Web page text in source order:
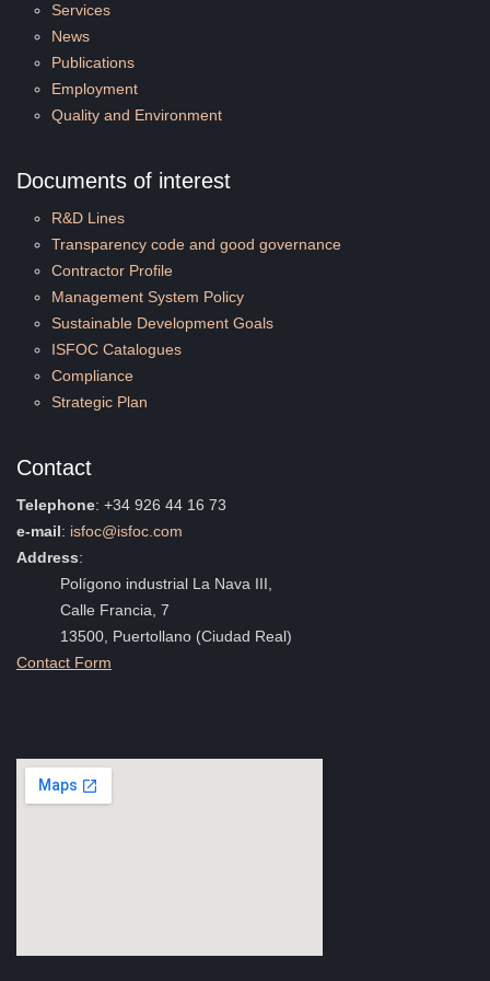
Services
News
Publications
Employment
Quality and Environment
Documents of interest
R&D Lines
Transparency code and good governance
Contractor Profile
Management System Policy
Sustainable Development Goals
ISFOC Catalogues
Compliance
Strategic Plan
Contact
Telephone: +34 926 44 16 73
e-mail: isfoc@isfoc.com
Address:
Polígono industrial La Nava III,
Calle Francia, 7
13500, Puertollano (Ciudad Real)
Contact Form